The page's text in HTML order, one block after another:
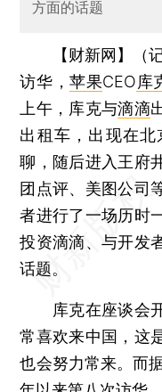
方面的话题
【财新网】（
访华，苹果CEO库
上午，库克与滴滴
出租车，出现在
聊，随后进入王府
团点评、美图公司
者进行了一场历时
投资滴滴、与开发
话题。
库克在座谈会开
常喜欢来中国，这
也会努力常来。而